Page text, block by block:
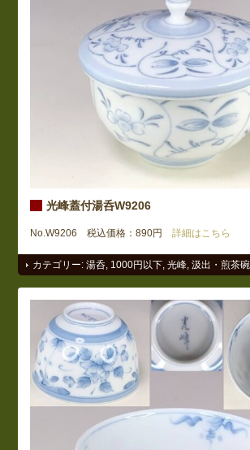
光峰蓋付湯呑W9206
No.W9206 税込価格：890円 詳細はこちら
カテゴリー:湯呑 1000円以下 ,光峰 ,汲出・煎茶碗